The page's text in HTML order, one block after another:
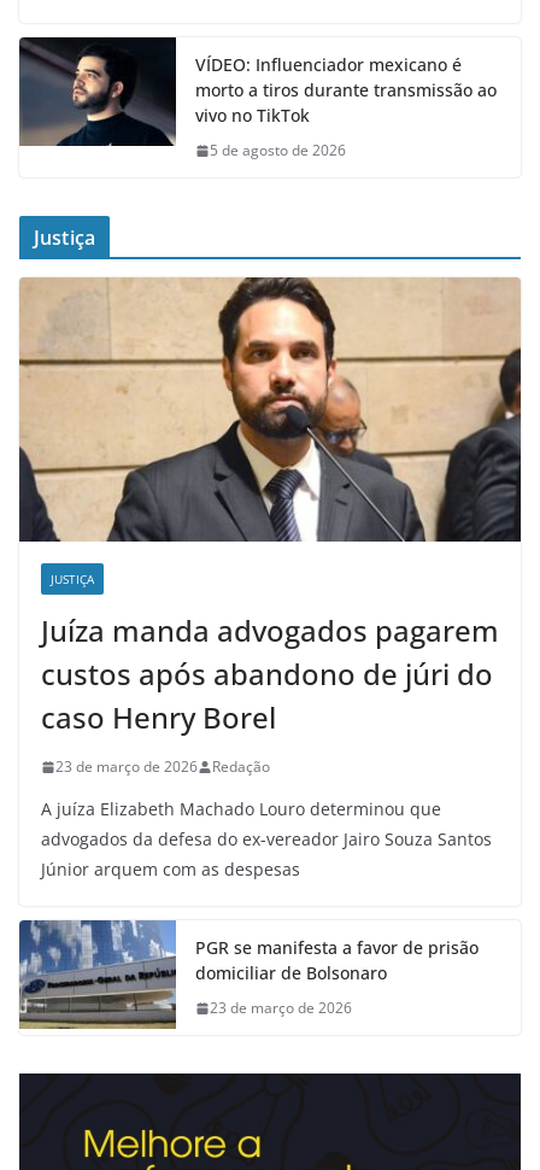
VÍDEO: Influenciador mexicano é
morto a tiros durante transmissão ao
vivo no TikTok
5 de agosto de 2026
Justiça
JUSTIÇA
Juíza manda advogados pagarem
custos após abandono de júri do
caso Henry Borel
23 de março de 2026 Redação
A juíza Elizabeth Machado Louro determinou que
advogados da defesa do ex-vereador Jairo Souza Santos
Júnior arquem com as despesas
PGR se manifesta a favor de prisão
domiciliar de Bolsonaro
23 de março de 2026